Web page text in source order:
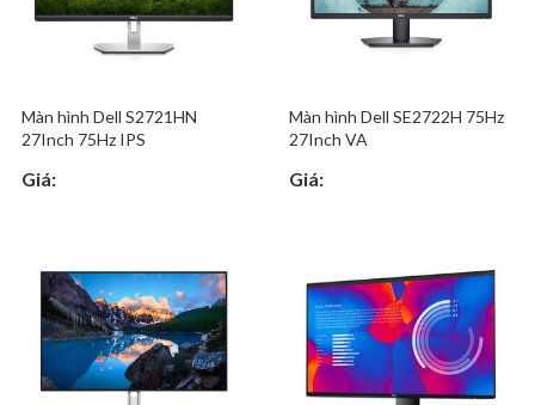
Màn hình Dell S2721HN
27Inch 75Hz IPS
Giá:
Màn hình Dell SE2722H 75Hz
27Inch VA
Giá: